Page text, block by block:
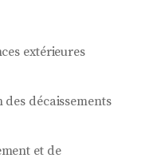
extérieures
des décaissements
et de